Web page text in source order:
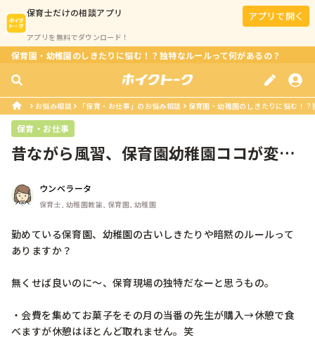
保育士だけの相談アプリ
アプリを無料でダウンロード！
アプリで開く
保育園・幼稚園のしきたりに悩む！？独特なルールって何があるの？
お悩み相談 「保育・お仕事」のお悩み相談 保育園・幼稚園のしきたりに悩む！
保育・お仕事
昔ながら風習、保育園幼稚園ココが変だ
ウンベラータ
保育士, 幼稚園教諭, 保育園, 幼稚園
勤めている保育園、幼稚園の古いしきたりや暗黙のルールって
ありますか？
無くせば良いのに〜、保育現場の独特だなーと思うもの。
・会費を集めてお菓子をその月の当番の先生が購入→休憩で食
べますが休憩はほとんど取れません。笑